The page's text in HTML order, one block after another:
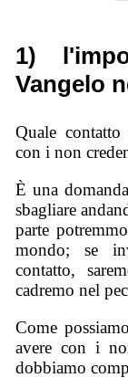
1)
Vangelo
Quale
con i non
È una
sbagliare
parte
mondo; se
contatto,
cadremo nel
Come
avere con i
dobbiamo